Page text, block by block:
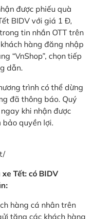
được phiếu quà
BIDV với giá 1 Đ,
tin nhắn OTT trên
hàng đăng nhập
“VnShop”, chọn tiếp
dẫn.
trình có thể dừng
đã thông báo. Quý
khi nhận được
quyền lợi.
Tết: có BIDV
hàng cá nhân trên
tặng các khách hàng